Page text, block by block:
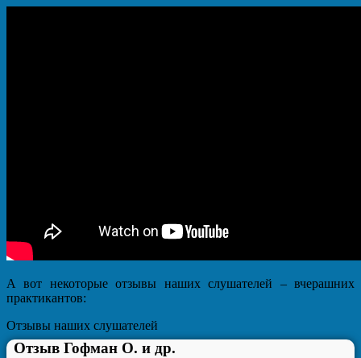
А вот некоторые отзывы наших слушателей – вчерашних
практикантов:
Отзывы наших слушателей
Отзыв Гофман О. и др.